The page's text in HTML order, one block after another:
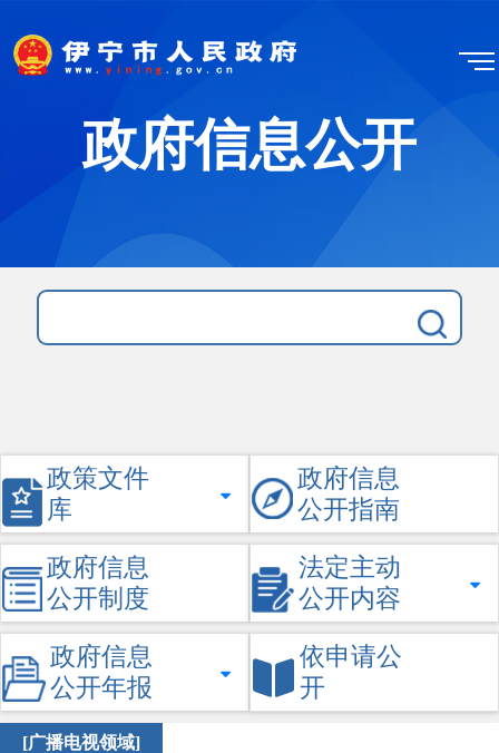
政府信息公开
政策文件
库
政府信息
公开指南
政府信息
公开制度
法定主动
公开内容
政府信息
公开年报
依申请公
开
[广播电视领域]